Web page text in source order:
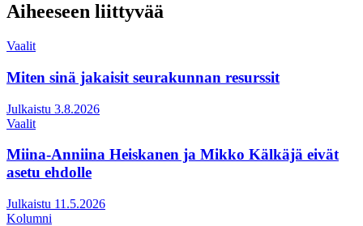
Aiheeseen liittyvää
Vaalit
Miten sinä jakaisit seurakunnan resurssit
Julkaistu 3.8.2026
Vaalit
Miina-Anniina Heiskanen ja Mikko Kälkäjä eivät
asetu ehdolle
Julkaistu 11.5.2026
Kolumni